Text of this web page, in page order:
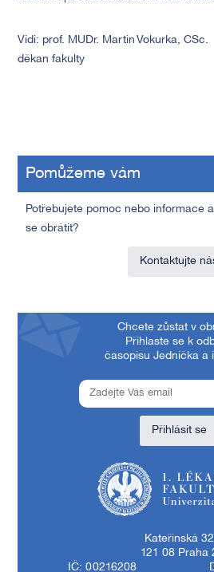
Vidi: prof. MUDr. Martin Vokurka, CSc.
děkan fakulty
Pomůžeme vám
Potřebujete pomoc nebo informace
se obrátit?
Kontaktujte
Chcete zůstat v
Přihlaste se k
časopisu Jednička a
Přihlásit se
Kateřinská 32
121 08 Praha
IČ: 00216208